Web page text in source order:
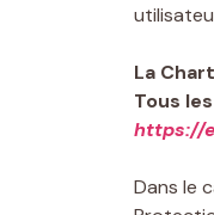
La
Tous
https://
Dans le